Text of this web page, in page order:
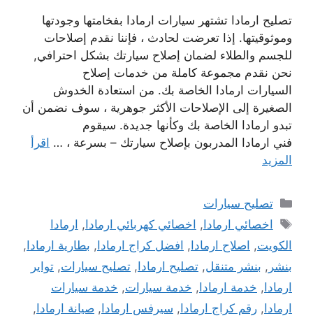
تصليح ارمادا تشتهر سيارات ارمادا بفخامتها وجودتها
وموثوقيتها. إذا تعرضت لحادث ، فإننا نقدم إصلاحات
للجسم والطلاء لضمان إصلاح سيارتك بشكل احترافي,
نحن نقدم مجموعة كاملة من خدمات إصلاح
السيارات ارمادا الخاصة بك. من استعادة الخدوش
الصغيرة إلى الإصلاحات الأكثر جوهرية ، سوف نضمن أن
تبدو ارمادا الخاصة بك وكأنها جديدة. سيقوم
فني ارمادا المدربون بإصلاح سيارتك – بسرعة ، … اقرأ
المزيد
التصنيفات
تصليح سيارات
الوسوم
اخصائي ارمادا, اخصائي كهربائي ارمادا, ارمادا
الكويت, اصلاح ارمادا, افضل كراج ارمادا, بطارية ارمادا,
بنشر , بنشر متنقل, تصليح ارمادا, تصليح سيارات, تواير
ارمادا, خدمة ارمادا, خدمة سيارات, خدمة سيارات
ارمادا, رقم كراج ارمادا, سيرفس ارمادا, صيانة ارمادا,